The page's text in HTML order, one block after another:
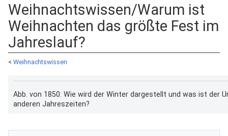
Weihnachtswissen/Warum ist
Weihnachten das größte Fest im
Jahreslauf?
< Weihnachtswissen
Abb. von 1850: Wie wird der Winter dargestellt und was ist der
anderen Jahreszeiten?